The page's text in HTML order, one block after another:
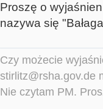
Proszę o
nazywa się
Czy możecie
stirlitz@rsha.gov.de
Nie czytam PM.